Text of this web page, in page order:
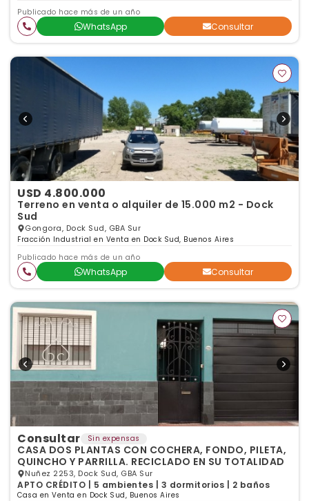
Publicado hace más de un año
WhatsApp Consultar
USD 4.800.000
Terreno en venta o alquiler de 15.000 m2 - Dock
Sud
Gongora, Dock Sud, GBA Sur
Fracción Industrial en Venta en Dock Sud, Buenos Aires
Publicado hace más de un año
WhatsApp Consultar
Consultar Sin expensas
CASA DOS PLANTAS CON COCHERA, FONDO, PILETA,
QUINCHO Y PARRILLA. RECICLADO EN SU TOTALIDAD
Nuñez 2253, Dock Sud, GBA Sur
APTO CRÉDITO | 5 ambientes | 3 dormitorios | 2 baños
Casa en Venta en Dock Sud, Buenos Aires